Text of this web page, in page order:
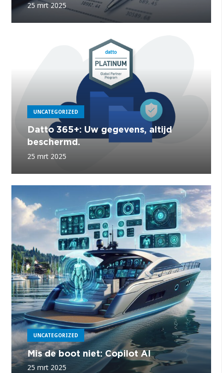
25 mrt 2025
UNCATEGORIZED
Datto 365+: Uw gegevens, altijd
beschermd.
25 mrt 2025
UNCATEGORIZED
Mis de boot niet: Copilot AI
25 mrt 2025